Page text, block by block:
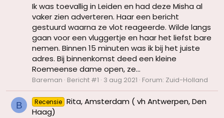
Ik was toevallig in Leiden en had deze Misha al
vaker zien adverteren. Haar een bericht
gestuurd waarna ze vlot reageerde. Wilde langs
gaan voor een vluggertje en haar het liefst bare
nemen. Binnen 15 minuten was ik bij het juiste
adres. Bij binnenkomst deed een kleine
Roemeense dame open, ze...
Bareman Bericht #1 3 aug 2021 Forum: Zuid-Holland
B Recensie Rita, Amsterdam ( vh Antwerpen, Den
Haag)